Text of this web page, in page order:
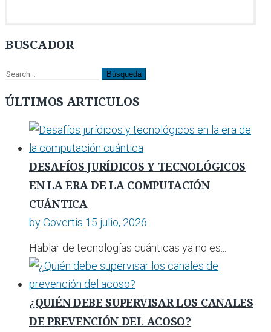
BUSCADOR
ÚLTIMOS ARTICULOS
DESAFÍOS JURÍDICOS Y TECNOLÓGICOS
EN LA ERA DE LA COMPUTACIÓN
CUÁNTICA
byGovertis 15 julio, 2026
Hablar de tecnologías cuánticas ya no es...
¿QUIÉN DEBE SUPERVISAR LOS CANALES
DE PREVENCIÓN DEL ACOSO?